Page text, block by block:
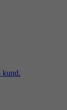
kund.